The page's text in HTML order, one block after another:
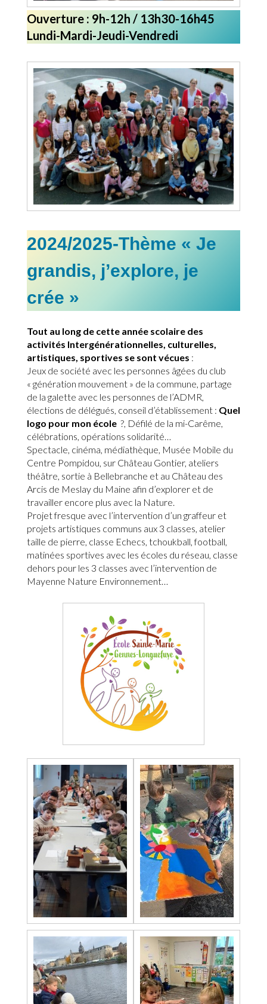
Ouverture : 9h-12h / 13h30-16h45
Lundi-Mardi-Jeudi-Vendredi
2024/2025-Thème « Je
grandis, j’explore, je
crée »
Tout au long de cette année scolaire des
activités Intergénérationnelles, culturelles,
artistiques, sportives se sont vécues :
Jeux de société avec les personnes âgées du club
« génération mouvement » de la commune, partage
de la galette avec les personnes de l’ADMR,
élections de délégués, conseil d’établissement : Quel
logo pour mon école ?, Défilé de la mi-Carême,
célébrations, opérations solidarité…
Spectacle, cinéma, médiathèque, Musée Mobile du
Centre Pompidou, sur Château Gontier, ateliers
théâtre, sortie à Bellebranche et au Château des
Arcis de Meslay du Maine afin d’explorer et de
travailler encore plus avec la Nature.
Projet fresque avec l’intervention d’un graffeur et
projets artistiques communs aux 3 classes, atelier
taille de pierre, classe Echecs, tchoukball, football,
matinées sportives avec les écoles du réseau, classe
dehors pour les 3 classes avec l’intervention de
Mayenne Nature Environnement…